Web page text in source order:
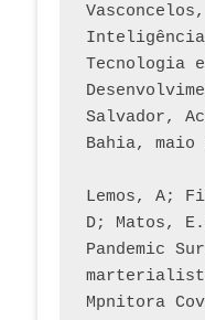
Tecnologia
Salvador,
Bahia, maio
Lemos, A;
D; Matos,
Pandemic
Mpnitora